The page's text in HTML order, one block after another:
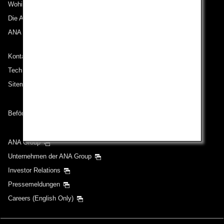
Wohin wir reisen
Die ANA Experience
ANA Mileage Club
Kontakt zu ANA
Technische Hilfe (Barrierefreiheit)
Sitemap
Beförderungsbedingungen
ANA Group
Unternehmen der ANA Group
Investor Relations
Pressemeldungen
Careers (English Only)